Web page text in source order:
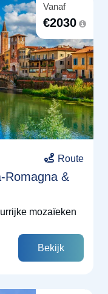
Vanaf
€2030
Route
Romagna &
mozaïeken
Bekijk